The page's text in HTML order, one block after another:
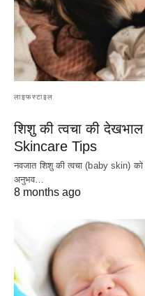
लाइफस्टाइल
शिशु की त्वचा की
Skincare Tips
नवजात शिशु की त्वचा (baby skin)
अनुभव…
8 months ago